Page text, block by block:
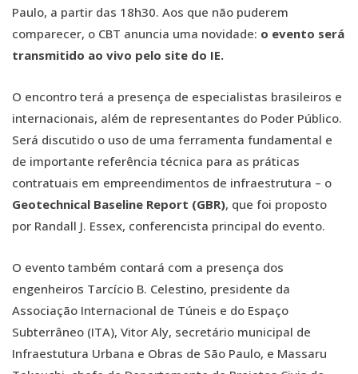
Paulo, a partir das 18h30. Aos que não puderem
comparecer, o CBT anuncia uma novidade: o evento será
transmitido ao vivo pelo site do IE.
O encontro terá a presença de especialistas brasileiros e
internacionais, além de representantes do Poder Público.
Será discutido o uso de uma ferramenta fundamental e
de importante referência técnica para as práticas
contratuais em empreendimentos de infraestrutura – o
Geotechnical Baseline Report (GBR), que foi proposto
por Randall J. Essex, conferencista principal do evento.
O evento também contará com a presença dos
engenheiros Tarcício B. Celestino, presidente da
Associação Internacional de Túneis e do Espaço
Subterrâneo (ITA), Vitor Aly, secretário municipal de
Infraestutura Urbana e Obras de São Paulo, e Massaru